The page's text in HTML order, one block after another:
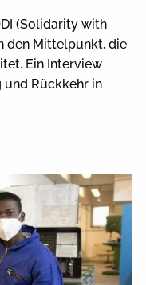
(Solidarity with
den Mittelpunkt, die
Ein Interview
Rückkehr in